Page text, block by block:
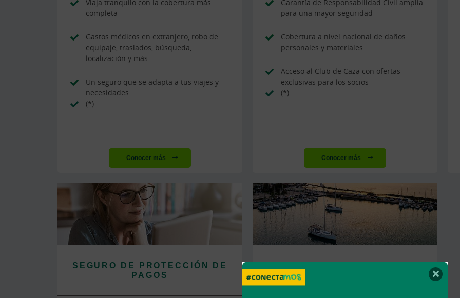
Viaja tranquilo con la cobertura más
completa
Gastos médicos en extranjero, robo de
equipaje, traslados, búsqueda,
localización y más
Un seguro que se adapta a tus viajes y
necesidades
(*)
Conocer más
Garantía de Responsabilidad Civil amplia
para una mayor seguridad
Cobertura a nivel nacional de daños
personales y materiales
Acceso al Club de Caza con ofertas
exclusivas para los socios
(*)
Conocer más
SEGURO DE PROTECCIÓN DE
PAGOS
SEGURO DE EMBARCACIONES ×